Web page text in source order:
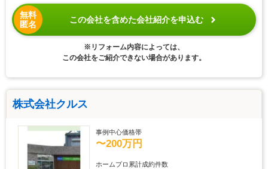
無料
匿名
この会社を含めた会社紹介を申込む
※リフォーム内容によっては、
この会社をご紹介できない場合があります。
株式会社クルス
事例中心価格帯
〜200万円
ホームプロ累計成約件数